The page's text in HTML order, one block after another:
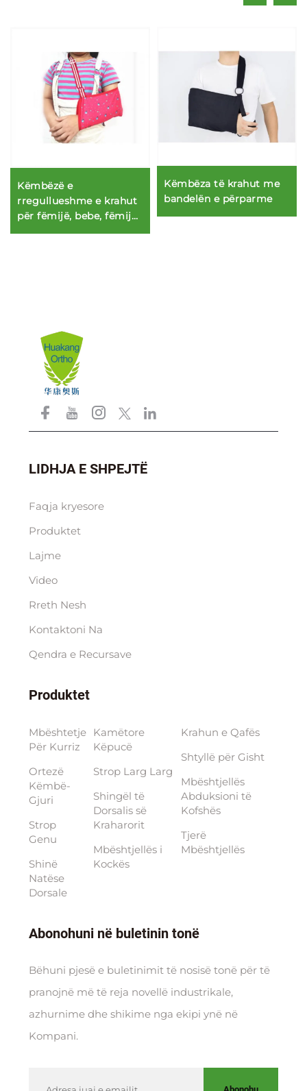
Këmbëzë e
rregullueshme e krahut
për fëmijë, bebe, fëmijë
të vegjël & kujdesje
Këmbëza të krahut me
bandelën e përparme
LIDHJA E SHPEJTË
Faqja kryesore
Produktet
Lajme
Video
Rreth Nesh
Kontaktoni Na
Qendra e Rесursave
Produktet
Mbështetje
Për Kurriz
Ortezë
Këmbë-
Gjuri
Strop
Genu
Shinë
Natëse
Dorsale
Kamëtore
Këpucë
Strop Larg Larg
Shingël të
Dorsalis së
Kraharorit
Mbështjellës i
Kockës
Krahun e Qafës
Shtyllë për Gisht
Mbështjellës
Abduksioni të
Kofshës
Tjerë
Mbështjellës
Abonohuni në buletinin tonë
Bëhuni pjesë e buletinimit të nosisë tonë për të
pranojnë më të reja novellë industrikale,
azhurnime dhe shikime nga ekipi ynë në
Kompani.